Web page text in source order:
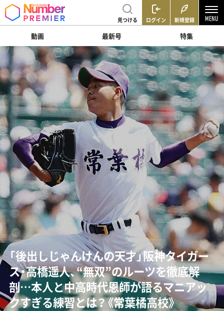
見つける ログイン 新規登録
動画 最新号 特集
「“0－0信仰”を払拭せよ」ミハイロ・ペト
ロヴィッチが注目する3人の日本人指導
者とは？「松橋力蔵さんは新潟で…」【イ
ンタビュー】
「後出しじゃんけんの天才」阪神タイガー
ス・高橋遥人、“無双”のルーツを徹底解
剖…本人と中高時代恩師が語るマニアッ
クすぎる練習とは？《常葉橘高校》
ダルビッシュの夏を終わらせた三塁手…
22年後に浮かべた“笑顔”と“涙”の理由
とは？《最強右腕「甲子園ラストゲーム」
の真実》
「女の子が男装して校内へ!?」荒木大輔と
斎藤佑樹が語る甲子園フィーバーと“あ
の夏の匂い”「早実は横浜と同じタイプで
した」《スペシャル対談》